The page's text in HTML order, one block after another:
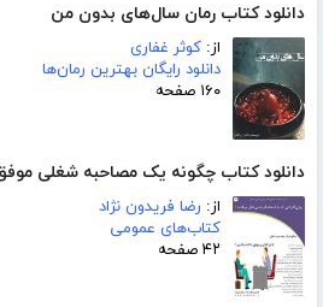
دانلود کتاب رمان سال‌های بدون من
از: کوثر غفاری
دانلود رایگان بهترین رمان‌ها
۱۶۰ صفحه
دانلود کتاب چگونه یک مصاحبه شغلی
از: رضا فریدون نژاد
کتاب‌های عمومی
۴۲ صفحه